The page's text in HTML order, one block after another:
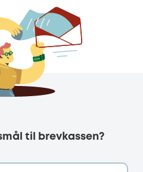
til brevkassen?